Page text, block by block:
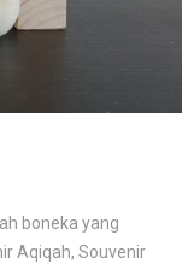
boneka yang
Aqiqah, Souvenir